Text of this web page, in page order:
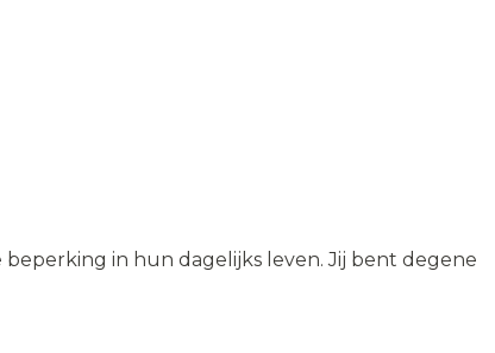
in hun dagelijks leven. Jij bent degene